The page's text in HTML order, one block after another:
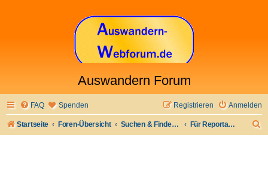
Auswandern Forum
FAQ Spenden Anmelden
Registrieren
Startseite Foren-Übersicht Suchen & Finden: Jobs & Arbeit und anderes Für Reportagen u.ä. gesucht ...